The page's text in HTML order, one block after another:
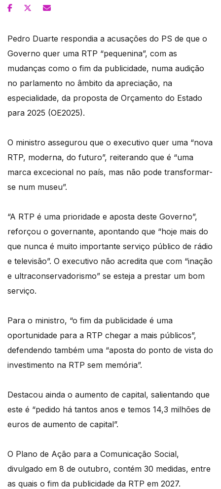
Pedro Duarte respondia a acusações do PS de que o
Governo quer uma RTP “pequenina”, com as
mudanças como o fim da publicidade, numa audição
no parlamento no âmbito da apreciação, na
especialidade, da proposta de Orçamento do Estado
para 2025 (OE2025).
O ministro assegurou que o executivo quer uma “nova
RTP, moderna, do futuro”, reiterando que é “uma
marca excecional no país, mas não pode transformar-
se num museu”.
“A RTP é uma prioridade e aposta deste Governo”,
reforçou o governante, apontando que “hoje mais do
que nunca é muito importante serviço público de rádio
e televisão”. O executivo não acredita que com “inação
e ultraconservadorismo” se esteja a prestar um bom
serviço.
Para o ministro, “o fim da publicidade é uma
oportunidade para a RTP chegar a mais públicos”,
defendendo também uma “aposta do ponto de vista do
investimento na RTP sem memória”.
Destacou ainda o aumento de capital, salientando que
este é “pedido há tantos anos e temos 14,3 milhões de
euros de aumento de capital”.
O Plano de Ação para a Comunicação Social,
divulgado em 8 de outubro, contém 30 medidas, entre
as quais o fim da publicidade da RTP em 2027.